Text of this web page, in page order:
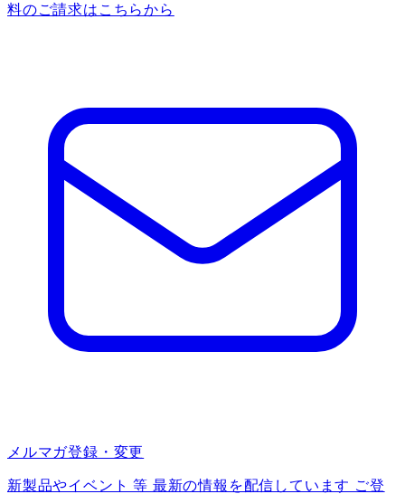
料のご請求はこちらから
メルマガ登録・変更
新製品やイベント 等 最新の情報を配信しています ご登